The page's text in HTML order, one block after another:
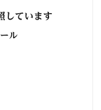
しています
ル